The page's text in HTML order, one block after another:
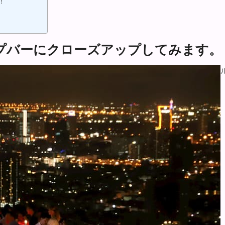
ーにクローズアップしてみます。